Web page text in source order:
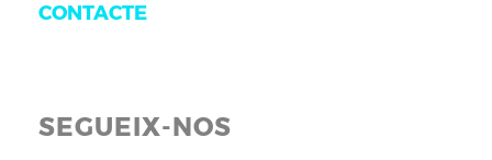
CONTACTE
SEGUEIX-NOS